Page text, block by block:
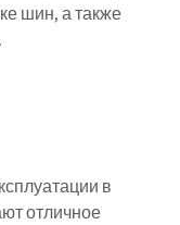
шин, а также
в
отличное